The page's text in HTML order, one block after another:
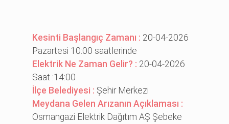
Kesinti Başlangıç Zamanı : 20-04-2026
Pazartesi 10:00 saatlerinde
Elektrik Ne Zaman Gelir? : 20-04-2026
Saat :14:00
İlçe Belediyesi : Şehir Merkezi
Meydana Gelen Arızanın Açıklaması :
Osmangazi Elektrik Dağıtım AŞ Şebeke